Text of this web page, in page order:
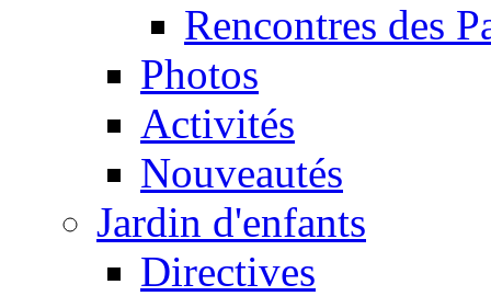
Rencontres des
Photos
Activités
Nouveautés
Jardin d'enfants
Directives